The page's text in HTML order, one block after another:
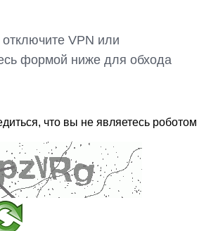
VPN или
формой ниже для обхода
что вы не являетесь роботом